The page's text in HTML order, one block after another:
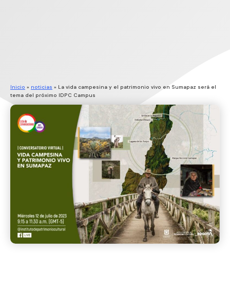
Inicio » noticias » La vida campesina y el patrimonio vivo en Sumapaz será el
tema del próximo IDPC Campus